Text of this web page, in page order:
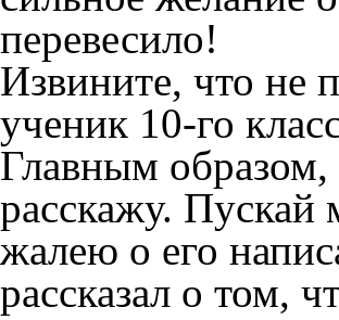
перевесило!
Извините, что не
ученик 10-го
Главным образом,
расскажу. Пускай
жалею о его
рассказал о том,